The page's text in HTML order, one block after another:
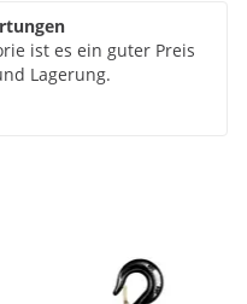
ist es ein guter Preis
Lagerung.